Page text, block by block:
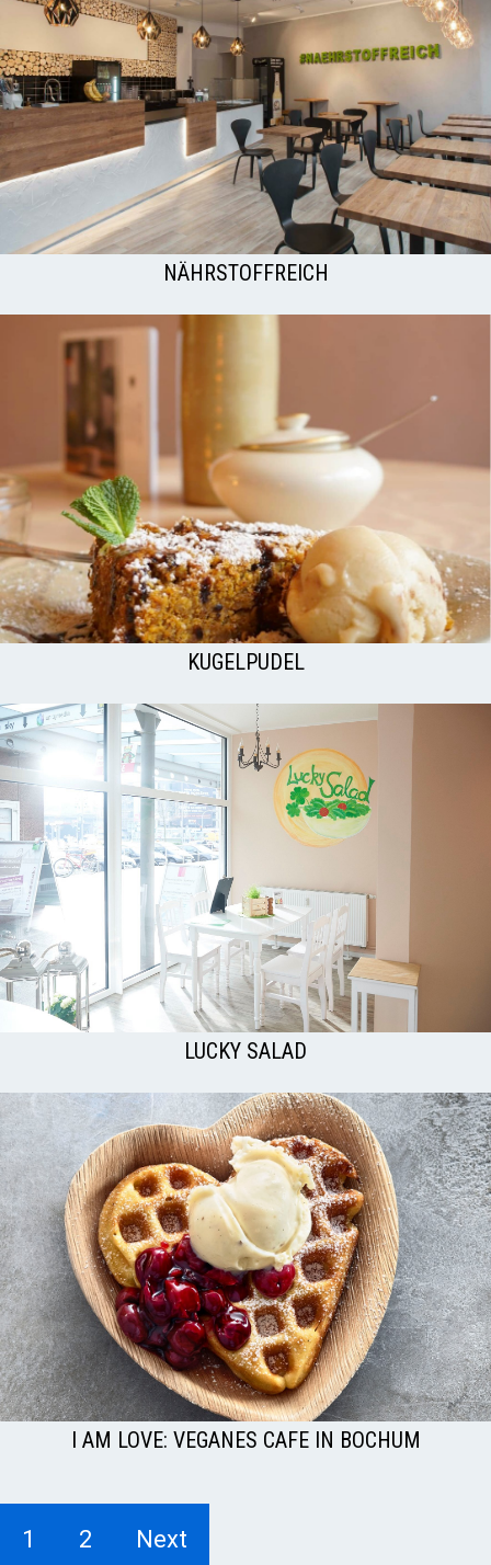
NÄHRSTOFFREICH
KUGELPUDEL
LUCKY SALAD
I AM LOVE: VEGANES CAFE IN BOCHUM
1 2 Next